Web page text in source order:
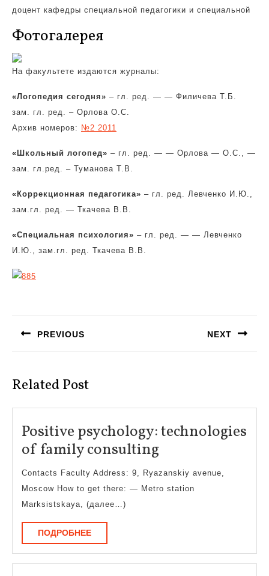
доцент кафедры специальной педагогики и специальной
Фотогалерея
На факультете издаются журналы:
«Логопедия сегодня» – гл. ред. — — Филичева Т.Б.
зам. гл. ред. – Орлова О.С.
Архив номеров: №2 2011
«Школьный логопед» – гл. ред. — — Орлова — О.С., —
зам. гл.ред. – Туманова Т.В.
«Коррекционная педагогика» – гл. ред. Левченко И.Ю.,
зам.гл. ред. — Ткачева В.В.
«Специальная психология» – гл. ред. — — Левченко
И.Ю., зам.гл. ред. Ткачева В.В.
записям
PREVIOUS NEXT
Related Post
Positive psychology: technologies
of family consultingPositive
psychology:
technologies
Contacts Faculty Address: 9, Ryazanskiy avenue,
Moscow How to get there: — Metro station
Marksistskaya, (далее…)
ПОДРОБНЕЕПОДРОБНЕЕ